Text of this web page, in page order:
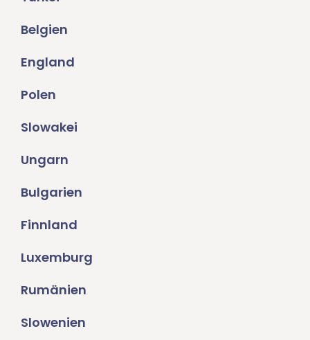
Belgien
England
Polen
Slowakei
Ungarn
Bulgarien
Finnland
Luxemburg
Rumänien
Slowenien